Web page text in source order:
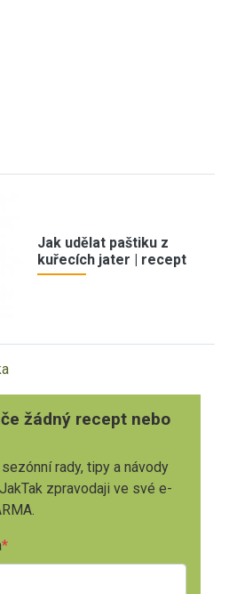
Jak udělat paštiku z
kuřecích jater | recept
žádný recept nebo
rady, tipy a návody
zpravodaji ve své e-